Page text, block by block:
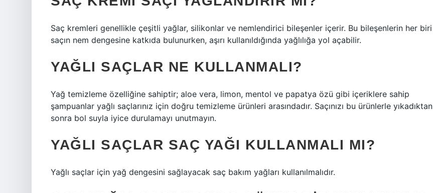
Saç kremleri genellikle çeşitli yağlar, silikonlar ve nemlendirici bileşenler içerir. Bu bileşenlerin her biri
saçın nem dengesine katkıda bulunurken, aşırı kullanıldığında yağlılığa yol açabilir.
YAĞLI SAÇLAR NE KULLANMALI?
Yağ temizleme özelliğine sahiptir; aloe vera, limon, mentol ve papatya özü gibi içeriklere sahip
şampuanlar yağlı saçlarınız için doğru temizleme ürünleri arasındadır. Saçınızı bu ürünlerle yıkadıktan
sonra bol suyla iyice durulamayı unutmayın.
YAĞLI SAÇLAR SAÇ YAĞI KULLANMALI MI?
Yağlı saçlar için yağ dengesini sağlayacak saç bakım yağları kullanılmalıdır.